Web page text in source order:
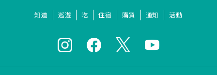
知道 巡遊 吃 住宿 購買 通知 活動